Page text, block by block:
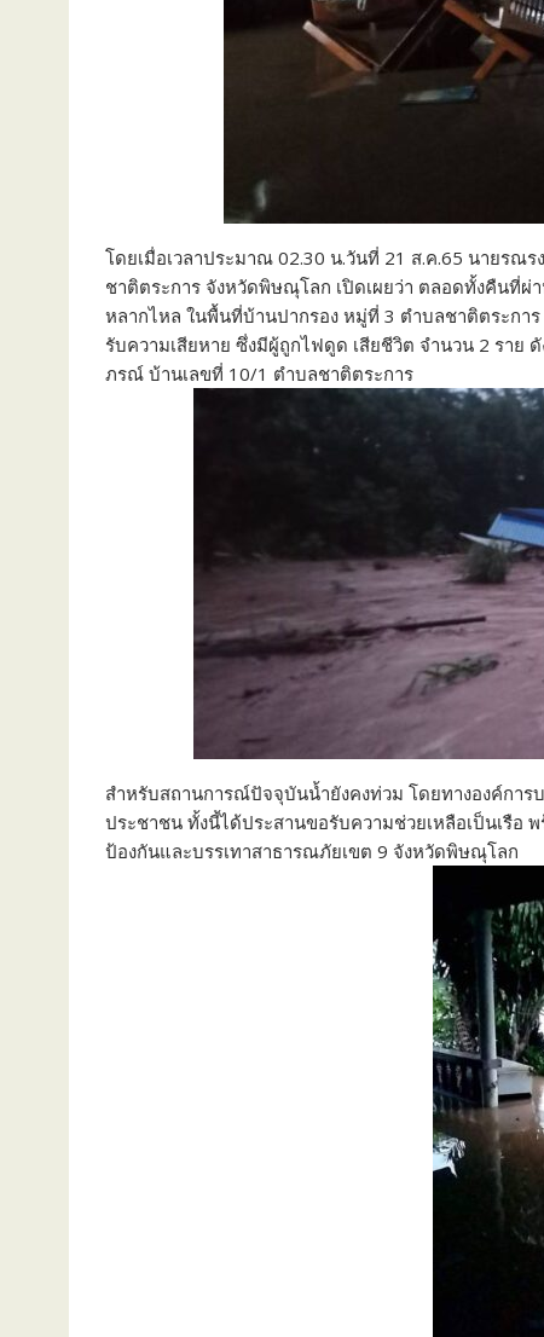
โดยเมื่อเวลาประมาณ 02.30 น.วันที่ 21 ส.ค.65 นายร
ชาติตระการ จังหวัดพิษณุโลก เปิดเผยว่า ตลอดทั้งคืนที่
หลากไหล ในพื้นที่บ้านปากรอง​ หมู่ที่​ 3 ตำบลชาติตระกา
รับความเสียหาย ซึ่งมีผู้ถูกไฟดูด​ เสียชีวิต​ จำนวน​ 2​ ราย
ภรณ์ บ้านเลขที่ 10/1 ตำบลชาติตระการ
สำหรับสถานการณ์ปัจจุบันน้ำยังคงท่วม โดยทางองค์กา
ประชาชน ทั้งนี้ได้ประสานขอรับความช่วยเหลือเป็นเรือ​
ป้องกันและบรรเทาสาธารณภัยเขต 9 จังหวัดพิษณุโลก